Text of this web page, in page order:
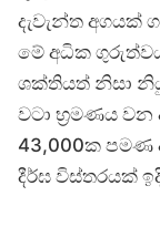
දැවැන්ත අගයක්
මේ අධික
ශක්තියත් නිසා
වටා භ්‍රමණය
43,000ක පමණ
දීර්ඝ විස්තරයක්